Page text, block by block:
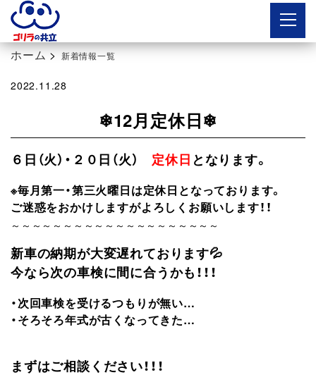
ボタン
ホーム>新着情報一覧
2022.11.28
❄12月定休日❄
６日（火）・２０日（火） 定休日 となります。
※毎月第一・第三火曜日は定休日となっております。
ご迷惑をおかけしますがよろしくお願いします！！
～～～～～～～～～～～～～～～～～～～～
新車の納期が大変遅れております💦
今なら次の車検に間に合うかも！！！
・次回車検を受けるつもりが無い…
・そろそろ年式が古くなってきた…
まずはご相談ください！！！